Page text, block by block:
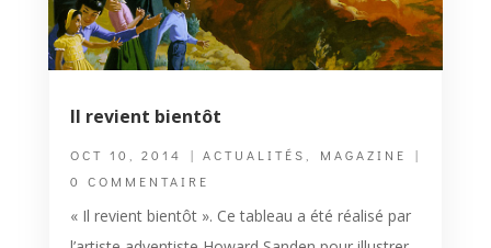
Il revient bientôt
OCT 10, 2014 | ACTUALITÉS MAGAZINE
|
0 COMMENTAIRE
« Il revient bientôt ». Ce tableau a été réalisé par